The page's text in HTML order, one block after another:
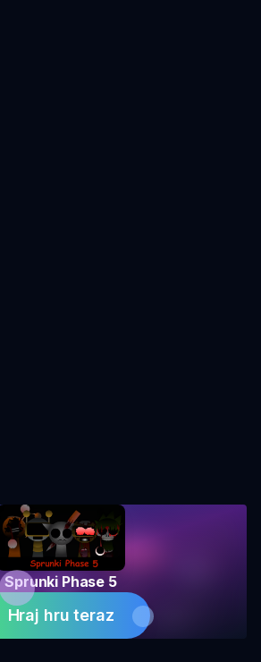
Sprunki Phase 5
Hraj hru teraz